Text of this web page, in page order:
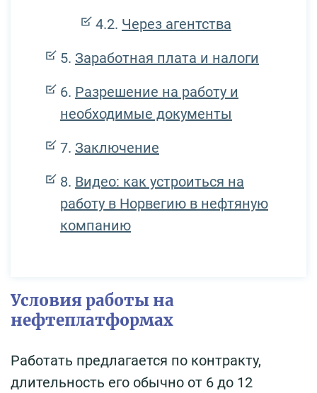
Через агентства
Заработная плата и налоги
Разрешение на работу и
необходимые документы
Заключение
Видео: как устроиться на
работу в Норвегию в нефтяную
компанию
Условия работы на
нефтеплатформах
Работать предлагается по контракту,
длительность его обычно от 6 до 12